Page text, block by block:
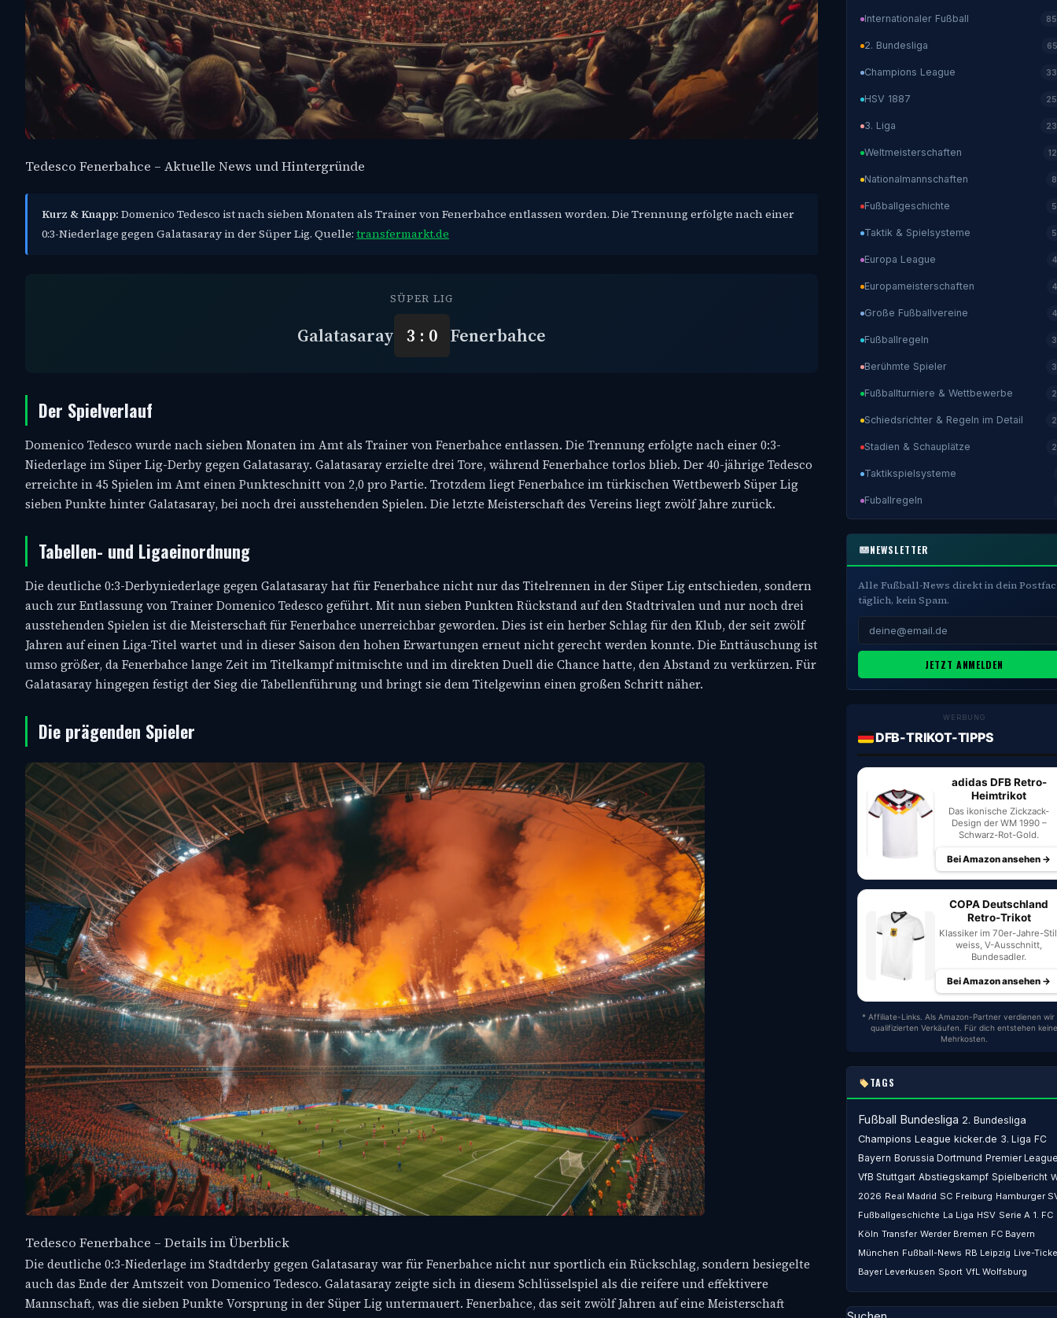
Tedesco Fenerbahce – Aktuelle News und Hintergründe
Kurz & Knapp: Domenico Tedesco ist nach sieben Monaten als Trainer von Fenerbahce entlassen worden. Die Trennung erfolgte nach einer
0:3-Niederlage gegen Galatasaray in der Süper Lig. Quelle: transfermarkt.de
SÜPER LIG
Galatasaray 3 : 0 Fenerbahce
Der Spielverlauf
Domenico Tedesco wurde nach sieben Monaten im Amt als Trainer von Fenerbahce entlassen. Die Trennung erfolgte nach einer 0:3-
Niederlage im Süper Lig-Derby gegen Galatasaray. Galatasaray erzielte drei Tore, während Fenerbahce torlos blieb. Der 40-jährige Tedesco
erreichte in 45 Spielen im Amt einen Punkteschnitt von 2,0 pro Partie. Trotzdem liegt Fenerbahce im türkischen Wettbewerb Süper Lig
sieben Punkte hinter Galatasaray, bei noch drei ausstehenden Spielen. Die letzte Meisterschaft des Vereins liegt zwölf Jahre zurück.
Tabellen- und Ligaeinordnung
Die deutliche 0:3-Derbyniederlage gegen Galatasaray hat für Fenerbahce nicht nur das Titelrennen in der Süper Lig entschieden, sondern
auch zur Entlassung von Trainer Domenico Tedesco geführt. Mit nun sieben Punkten Rückstand auf den Stadtrivalen und nur noch drei
ausstehenden Spielen ist die Meisterschaft für Fenerbahce unerreichbar geworden. Dies ist ein herber Schlag für den Klub, der seit zwölf
Jahren auf einen Liga-Titel wartet und in dieser Saison den hohen Erwartungen erneut nicht gerecht werden konnte. Die Enttäuschung ist
umso größer, da Fenerbahce lange Zeit im Titelkampf mitmischte und im direkten Duell die Chance hatte, den Abstand zu verkürzen. Für
Galatasaray hingegen festigt der Sieg die Tabellenführung und bringt sie dem Titelgewinn einen großen Schritt näher.
Die prägenden Spieler
Tedesco Fenerbahce – Details im Überblick
Die deutliche 0:3-Niederlage im Stadtderby gegen Galatasaray war für Fenerbahce nicht nur sportlich ein Rückschlag, sondern besiegelte
auch das Ende der Amtszeit von Domenico Tedesco. Galatasaray zeigte sich in diesem Schlüsselspiel als die reifere und effektivere
Mannschaft, was die sieben Punkte Vorsprung in der Süper Lig untermauert. Fenerbahce, das seit zwölf Jahren auf eine Meisterschaft
Internationaler Fußball
2. Bundesliga
Champions League
HSV 1887
3. Liga
Weltmeisterschaften
Nationalmannschaften
Fußballgeschichte
Taktik & Spielsysteme
Europa League
Europameisterschaften
Große Fußballvereine
Fußballregeln
Berühmte Spieler
Fußballturniere & Wettbewerbe
Schiedsrichter & Regeln im Detail
Stadien & Schauplätze
Taktikspielsysteme
Fuballregeln
NEWSLETTER
Alle Fußball-News direkt in dein
täglich, kein Spam.
JETZT ANMELDEN
WERBUNG
DFB-TRIKOT-TIPPS
adidas DFB Retro-
Heimtrikot
Das ikonische Zickzack-
Design der WM 1990 –
Schwarz-Rot-Gold.
Bei Amazon ansehen →
COPA Deutschland
Retro-Trikot
Klassiker im 70er-Jahre-
weiss, V-Ausschnitt,
Bundesadler.
Bei Amazon ansehen →
* Affiliate-Links. Als Amazon-Partner verdienen wir
qualifizierten Verkäufen. Für dich entstehen keine
Mehrkosten.
TAGS
Fußball Bundesliga 2. Bundesliga
Champions League kicker.de 3. Liga FC
Bayern Borussia Dortmund Premier
VfB Stuttgart Abstiegskampf Spielbericht
2026 Real Madrid SC Freiburg Hamburger
Fußballgeschichte La Liga HSV Serie A 1. FC
Köln Transfer Werder Bremen FC Bayern
München Fußball-News RB Leipzig Live-
Bayer Leverkusen Sport VfL Wolfsburg